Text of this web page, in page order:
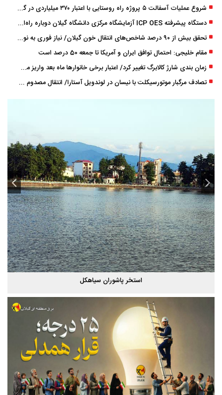
شروع عملیات آسفالت ۵ پروژه راه ‌روستایی با اعتبار ۳۷۰ میلیاردی در گیلان
دستگاه پیشرفته ICP OES آزمایشگاه مرکزی دانشگاه گیلان دوباره راه‌اندازی شد
تحقق بیش از ۹۰ درصد شاخص‌های انتقال خون گیلان/ نیاز فوری به نوسازی تجهیزات آزمایشگاهی
مقام خلیجی: احتمال توافق ایران و آمریکا تا جمعه 50 درصد است
زمان ‌بندی شارژ کالابرگ تغییر کرد/ اعتبار برخی خانوارها ماه بعد واریز می‌شود
تصادف مرگبار موتورسیکلت با نیسان در لوندویل آستارا/ انتقال مصدوم با اورژانس هوایی به رشت
استخر پاشوران سیاهکل